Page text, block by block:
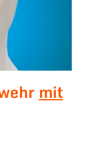
mit